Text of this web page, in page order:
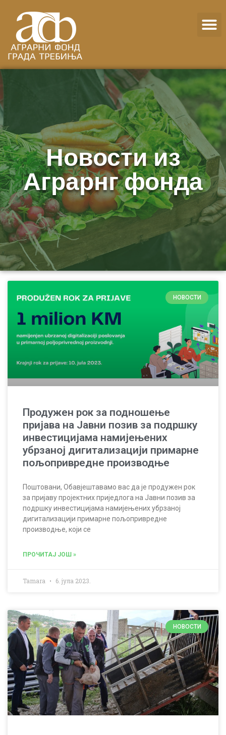
Новости из
Аграрнг фонда
НОВОСТИ
Продужен рок за подношење
пријава на Јавни позив за подршку
инвестицијама намијењених
убрзаној дигитализацији примарне
пољопривредне производње
Поштовани, Обавјештавамо вас да је продужен рок
за пријаву пројектних приједлога на Јавни позив за
подршку инвестицијама намијењених убрзаној
дигитализацији примарне пољопривредне
производње, који се
ПРОЧИТАЈ ЈОШ »
Tamara 6. јула 2023.
НОВОСТИ